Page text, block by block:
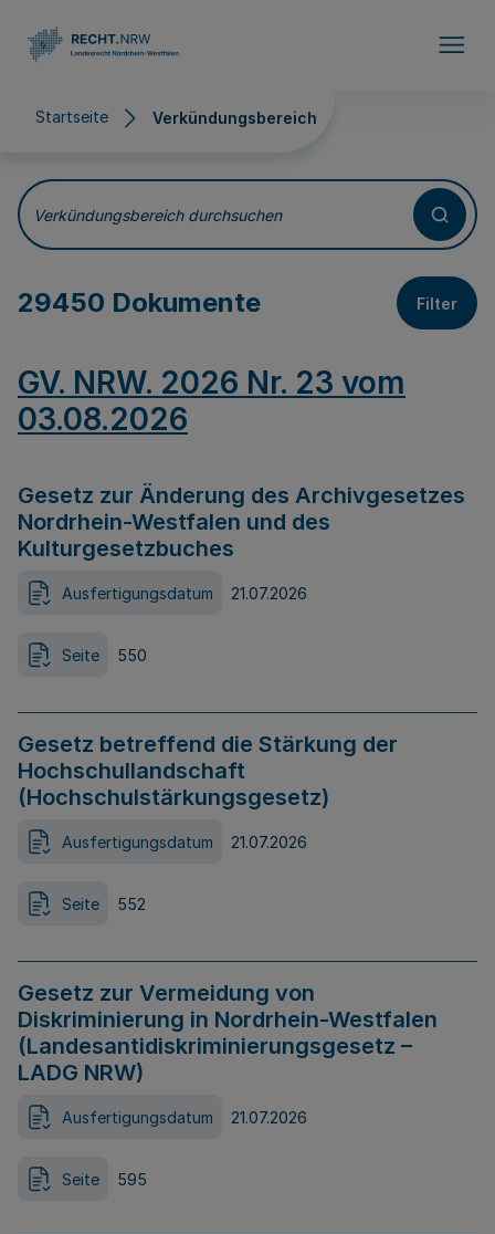
Startseite Verkündungsbereich
Verkündungsbereich
Verkündungsbereich durchsuchen
29450 Dokumente Filter
GV. NRW. 2026 Nr. 23 vom
03.08.2026
Gesetz zur Änderung des Archivgesetzes
Nordrhein-Westfalen und des
Kulturgesetzbuches
Ausfertigungsdatum 21.07.2026
Seite 550
Gesetz betreffend die Stärkung der
Hochschullandschaft
(Hochschulstärkungsgesetz)
Ausfertigungsdatum 21.07.2026
Seite 552
Gesetz zur Vermeidung von
Diskriminierung in Nordrhein-Westfalen
(Landesantidiskriminierungsgesetz –
LADG NRW)
Ausfertigungsdatum 21.07.2026
Seite 595